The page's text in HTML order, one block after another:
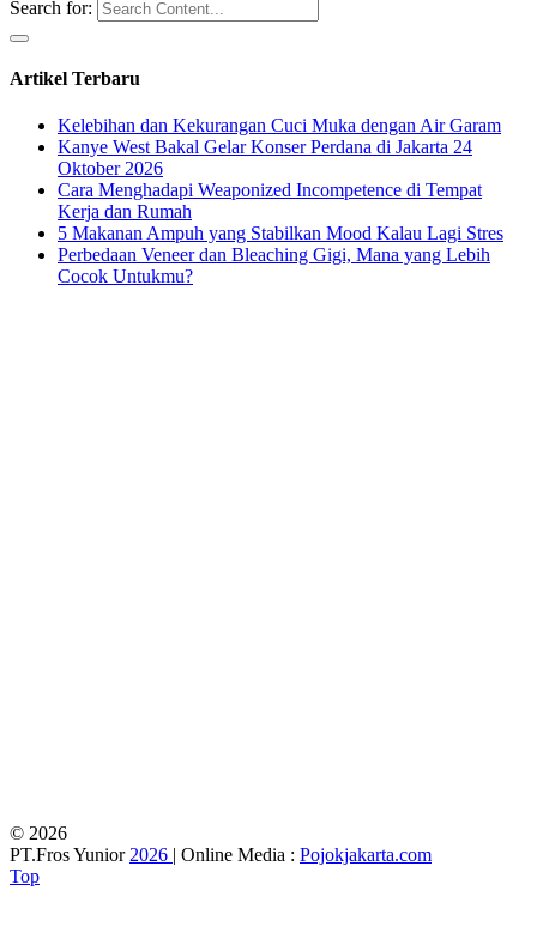
Search for:
Artikel Terbaru
Kelebihan dan Kekurangan Cuci Muka dengan Air Garam
Kanye West Bakal Gelar Konser Perdana di Jakarta 24
Oktober 2026
Cara Menghadapi Weaponized Incompetence di Tempat
Kerja dan Rumah
5 Makanan Ampuh yang Stabilkan Mood Kalau Lagi Stres
Perbedaan Veneer dan Bleaching Gigi, Mana yang Lebih
Cocok Untukmu?
© 2026
PT.Fros Yunior 2026 | Online Media : Pojokjakarta.com
Top